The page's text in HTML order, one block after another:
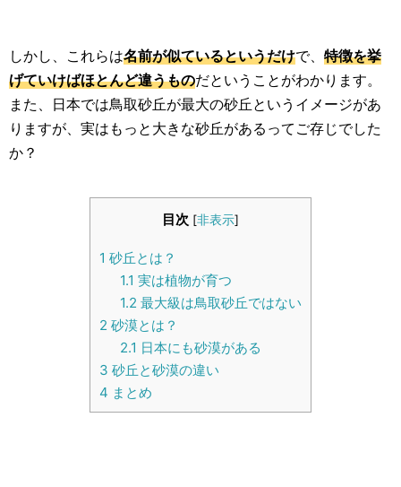
しかし、これらは名前が似ているというだけで、 特徴を挙
げていけばほとんど違うものだということがわかります。
また、日本では鳥取砂丘が最大の砂丘というイメージがあ
りますが、実はもっと大きな砂丘があるってご存じでした
か？
目次 [非表示]
1 砂丘とは？
1.1 実は植物が育つ
1.2 最大級は鳥取砂丘ではない
2 砂漠とは？
2.1 日本にも砂漠がある
3 砂丘と砂漠の違い
4 まとめ
歴史雑学
生活雑学
サイト情報